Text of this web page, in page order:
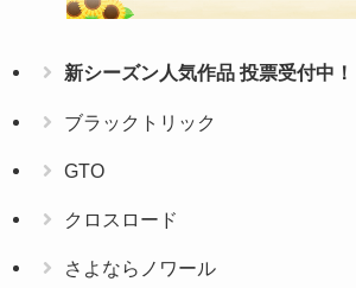
新シーズン人気作品 投票受付中！
ブラックトリック
GTO
クロスロード
さよならノワール